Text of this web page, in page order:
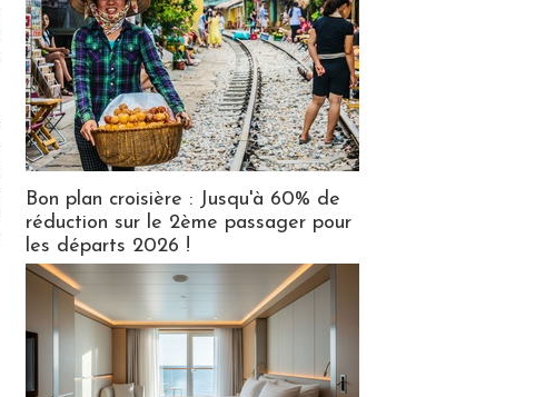
Bon plan croisière : Jusqu'à 60% de
réduction sur le 2ème passager pour
les départs 2026 !